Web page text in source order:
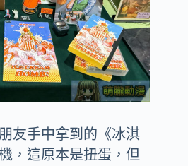
友手中拿到的《冰淇
，這原本是扭蛋，但